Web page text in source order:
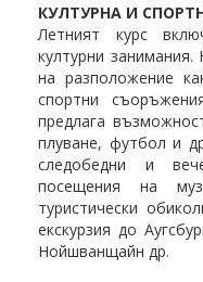
КУЛТУРНА И
Летният курс
културни
на разположение
спортни
предлага
плуване, футбол и
следобедни и
посещения на
туристически
екскурзия до
Нойшванщайн др.